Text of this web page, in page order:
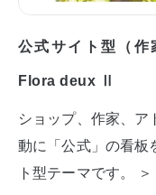
公式サイト型（作
Flora deux Ⅱ
ショップ、作家、
動に「公式」の看板
ト型テーマです。 ＞